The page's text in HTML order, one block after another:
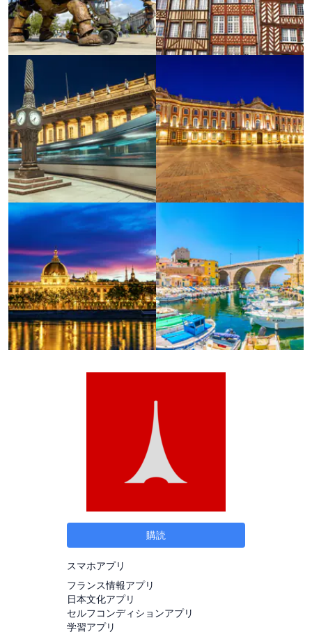
購読
スマホアプリ
フランス情報アプリ
日本文化アプリ
セルフコンディションアプリ
学習アプリ